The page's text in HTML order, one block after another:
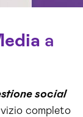
a
social
completo